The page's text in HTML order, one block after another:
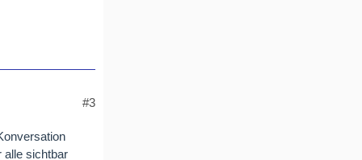
#3
alle sichtbar